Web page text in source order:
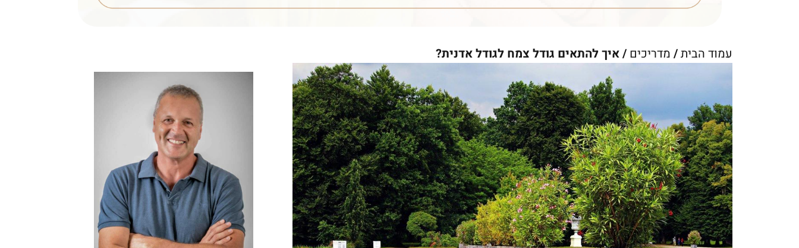
עמוד הבית/ מדריכים / איך להתאים גודל צמח לגודל אדנית?